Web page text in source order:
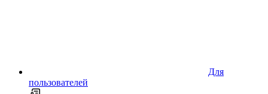
Для
пользователей